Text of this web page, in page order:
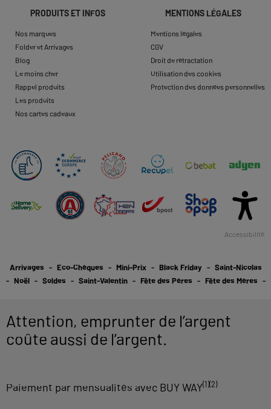
PRODUITS ET INFOS
Nos marques
Folder et Arrivages
Blog
Le moins cher
Rappel produits
Les produits
Nos cartes cadeaux
MENTIONS LÉGALES
Mentions légales
CGV
Droit de rétractation
Utilisation des cookies
Protection des données personnelles
Accessibilité
Arrivages Eco-Chèques Mini-Prix Black Friday
Saint-Nicolas
Noël
Soldes Saint-Valentin Fête des Pères Fête des Mères
Attention, emprunter de l’argent
coûte aussi de l’argent.
Paiement par mensualités avec BUY WAY(1)(2)